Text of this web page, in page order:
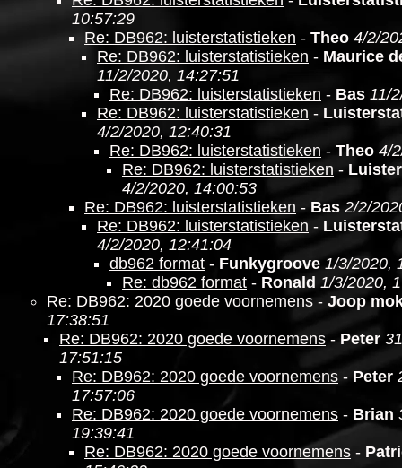
10:57:29
Re: DB962: luisterstatistieken - Theo 4/2/
Re: DB962: luisterstatistieken - Maurice
11/2/2020, 14:27:51
Re: DB962: luisterstatistieken - Bas 11/
Re: DB962: luisterstatistieken -
4/2/2020, 12:40:31
Re: DB962: luisterstatistieken - Theo 4/
Re: DB962: luisterstatistieken -
4/2/2020, 14:00:53
Re: DB962: luisterstatistieken - Bas 2/2/
Re: DB962: luisterstatistieken -
4/2/2020, 12:41:04
db962 format - Funkygroove 1/3/2020,
Re: db962 format - Ronald 1/3/2020,
Re: DB962: 2020 goede voornemens - Joop
17:38:51
Re: DB962: 2020 goede voornemens - Peter
17:51:15
Re: DB962: 2020 goede voornemens - Peter
17:57:06
Re: DB962: 2020 goede voornemens - Brian
19:39:41
Re: DB962: 2020 goede voornemens -